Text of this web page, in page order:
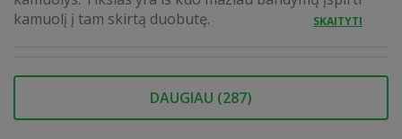
kamuolį į tam skirtą duobutę.
SKAITYTI
DAUGIAU (287)